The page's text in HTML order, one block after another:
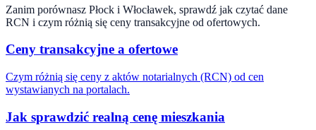
Zanim porównasz Płock i Włocławek, sprawdź jak czytać dane
RCN i czym różnią się ceny transakcyjne od ofertowych.
Ceny transakcyjne a ofertowe
Czym różnią się ceny z aktów notarialnych (RCN) od cen
wystawianych na portalach.
Jak sprawdzić realną cenę mieszkania